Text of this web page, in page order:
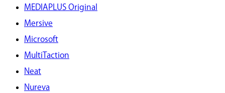
MEDIAPLUS Original
Mersive
Microsoft
MultiTaction
Neat
Nureva